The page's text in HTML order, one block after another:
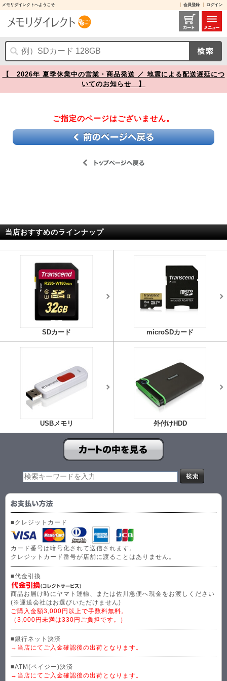
メモリダイレクトへようこそ 会員登録 ログイン
【】
【 2026年 夏季休業中の営業・商品発送 ／ 地震による配送遅延につ
いてのお知らせ 】
ご指定のページはございません。
当店おすすめのラインナップ
SDカード microSDカード
USBメモリ 外付けHDD
■クレジットカード
カード番号は暗号化されて送信されます。
クレジットカード番号が店舗に渡ることはありません。
■代金引換
商品お届け時にヤマト運輸、または佐川急便へ現金をお渡しください
(※運送会社はお選びいただけません)
ご購入金額3,000円以上で手数料無料。
（3,000円未満は330円ご負担です。）
■銀行ネット決済
→当店にてご入金確認後の出荷となります。
■ATM(ペイジー)決済
→当店にてご入金確認後の出荷となります。